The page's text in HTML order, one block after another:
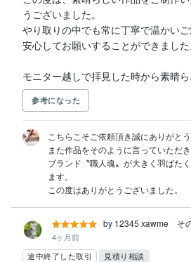
うございました。
やり取りの中でも常に丁寧で温かい
安心してお願いすることができました
モニター越しで拝見した時から素晴
参考になった
こちらこそご依頼頂き誠にありがとう
また作品をそのように言っていただき
ブランド〝職人魂〟が大きく羽ばた
ます。
この度はありがとうございました。
by 12345 xawme そ
4ヶ月前
途中終了した取引
見積り相談